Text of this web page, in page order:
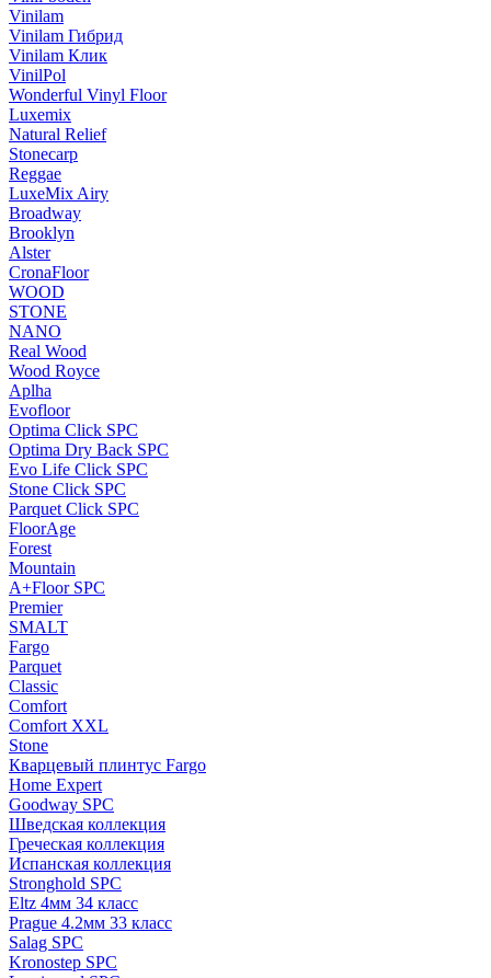
Vinilam
Vinilam Гибрид
Vinilam Клик
VinilPol
Wonderful Vinyl Floor
Luxemix
Natural Relief
Stonecarp
Reggae
LuxeMix Airy
Broadway
Brooklyn
Alster
CronaFloor
WOOD
STONE
NANO
Real Wood
Wood Royce
Aplha
Evofloor
Optima Click SPC
Optima Dry Back SPC
Evo Life Click SPC
Stone Click SPC
Parquet Click SPC
FloorAge
Forest
Mountain
A+Floor SPC
Premier
SMALT
Fargo
Parquet
Classic
Comfort
Comfort XXL
Stone
Кварцевый плинтус Fargo
Home Expert
Goodway SPC
Шведская коллекция
Греческая коллекция
Испанская коллекция
Stronghold SPC
Eltz 4мм 34 класс
Prague 4.2мм 33 класс
Salag SPC
Kronostep SPC